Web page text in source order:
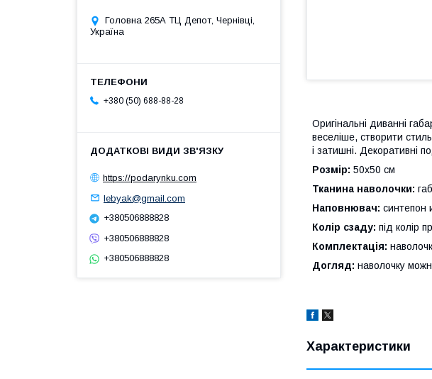
Оригінальні диванні
веселіше, створити
і затишні. Декоративні
Розмір: 50x50 см
Тканина наволочки:
Наповнювач: синтепон
Колір сзаду: під колір
Комплектація:
Догляд: наволочку
Характеристики
Головна 265А ТЦ Депот, Чернівці,
Україна
+380 (50) 688-88-28
https://podarynku.com
lebyak@gmail.com
+380506888828
+380506888828
+380506888828